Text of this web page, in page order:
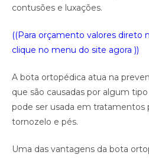
contusões e luxações.
((Para orçamento valores direto
clique no menu do site agora ))
A bota ortopédica atua na
que são causadas por algum
pode ser usada em tratamentos
tornozelo e pés.
Uma das vantagens da bota